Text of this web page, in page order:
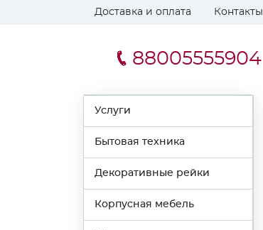
Доставка и оплата Контакты
88005555904
Услуги
Бытовая техника
Декоративные рейки
Корпусная мебель